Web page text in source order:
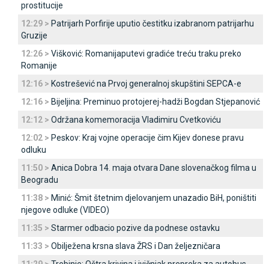
prostitucije
12:29 > Patrijarh Porfirije uputio čestitku izabranom patrijarhu
Gruzije
12:26 > Višković: Romanijaputevi gradiće treću traku preko
Romanije
12:16 > Kostrešević na Prvoj generalnoj skupštini SEPCA-e
12:16 > Bijeljina: Preminuo protojerej-hadži Bogdan Stjepanović
12:12 > Održana komemoracija Vladimiru Cvetkoviću
12:02 > Peskov: Kraj vojne operacije čim Kijev donese pravu
odluku
11:50 > Anica Dobra 14. maja otvara Dane slovenačkog filma u
Beogradu
11:38 > Minić: Šmit štetnim djelovanjem unazadio BiH, poništiti
njegove odluke (VIDEO)
11:35 > Starmer odbacio pozive da podnese ostavku
11:33 > Obilježena krsna slava ŽRS i Dan željezničara